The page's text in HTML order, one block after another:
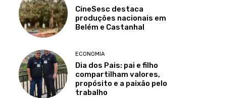
CineSesc destaca
produções nacionais em
Belém e Castanhal
ECONOMIA
Dia dos Pais: pai e filho
compartilham valores,
propósito e a paixão pelo
trabalho